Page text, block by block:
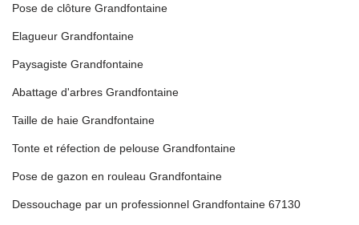
Pose de clôture Grandfontaine
Elagueur Grandfontaine
Paysagiste Grandfontaine
Abattage d'arbres Grandfontaine
Taille de haie Grandfontaine
Tonte et réfection de pelouse Grandfontaine
Pose de gazon en rouleau Grandfontaine
Dessouchage par un professionnel Grandfontaine 67130